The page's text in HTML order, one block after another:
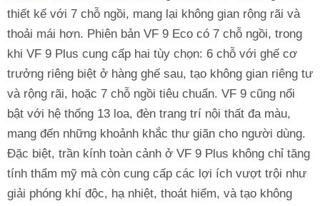
thiết kế với 7 chỗ ngồi, mang lại không gian rộng rãi và
thoải mái hơn. Phiên bản VF 9 Eco có 7 chỗ ngồi, trong
khi VF 9 Plus cung cấp hai tùy chọn: 6 chỗ với ghế cơ
trưởng riêng biệt ở hàng ghế sau, tạo không gian riêng tư
và rộng rãi, hoặc 7 chỗ ngồi tiêu chuẩn. VF 9 cũng nổi
bật với hệ thống 13 loa, đèn trang trí nội thất đa màu,
mang đến những khoảnh khắc thư giãn cho người dùng.
Đặc biệt, trần kính toàn cảnh ở VF 9 Plus không chỉ tăng
tính thẩm mỹ mà còn cung cấp các lợi ích vượt trội như
giải phóng khí độc, hạ nhiệt, thoát hiểm, và tạo không